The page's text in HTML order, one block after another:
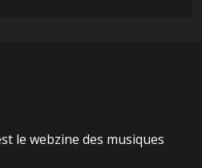
le webzine des musiques